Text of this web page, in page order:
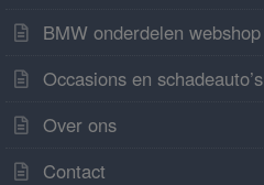
BMW onderdelen webshop
Occasions en schadeauto’s
Over ons
Contact